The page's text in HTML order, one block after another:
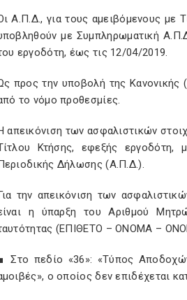
Α.Π.Δ., για τους αμειβόμενους με
με Συμπληρωματική
εργοδότη, έως τις 12/04/2019.
προς την υποβολή της
το νόμο προθεσμίες.
απεικόνιση των ασφαλιστικών
Κτήσης, εφεξής εργοδότη,
Δήλωσης (Α.Π.Δ.).
την απεικόνιση των
η ύπαρξη του Αριθμού
(ΕΠΙΘΕΤΟ – ΟΝΟΜΑ –
Στο πεδίο «36»: «Τύπος
ο οποίος δεν επιδέχεται